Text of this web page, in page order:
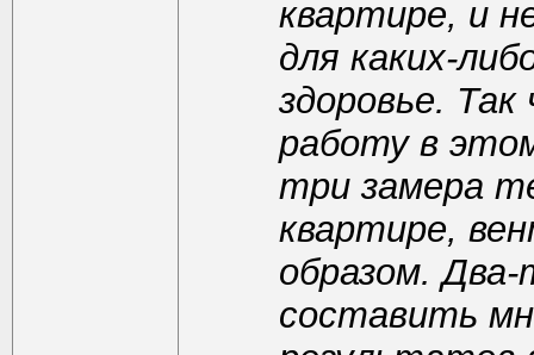
квартире, и
для каких-
здоровье.
работу в
три замера
квартире,
образом.
составить